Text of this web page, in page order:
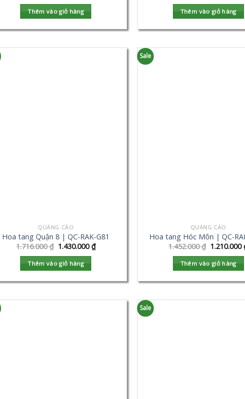
Thêm vào giỏ hàng Thêm vào giỏ hàng
QUẢNG CÁO
Hoa tang Quận 8 | QC-RAK-G81
1.716.000₫ 1.430.000₫
Thêm vào giỏ hàng
Sale
QUẢNG CÁO
Hoa tang Hóc Môn | QC-
1.452.000₫ 1.210.000
Thêm vào giỏ hàng
Sale